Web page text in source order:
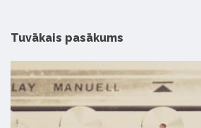
Tuvākais pasākums